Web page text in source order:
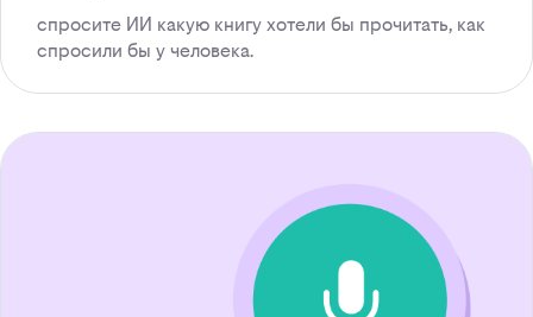
спросите ИИ какую книгу хотели бы прочитать, как
спросили бы у человека.